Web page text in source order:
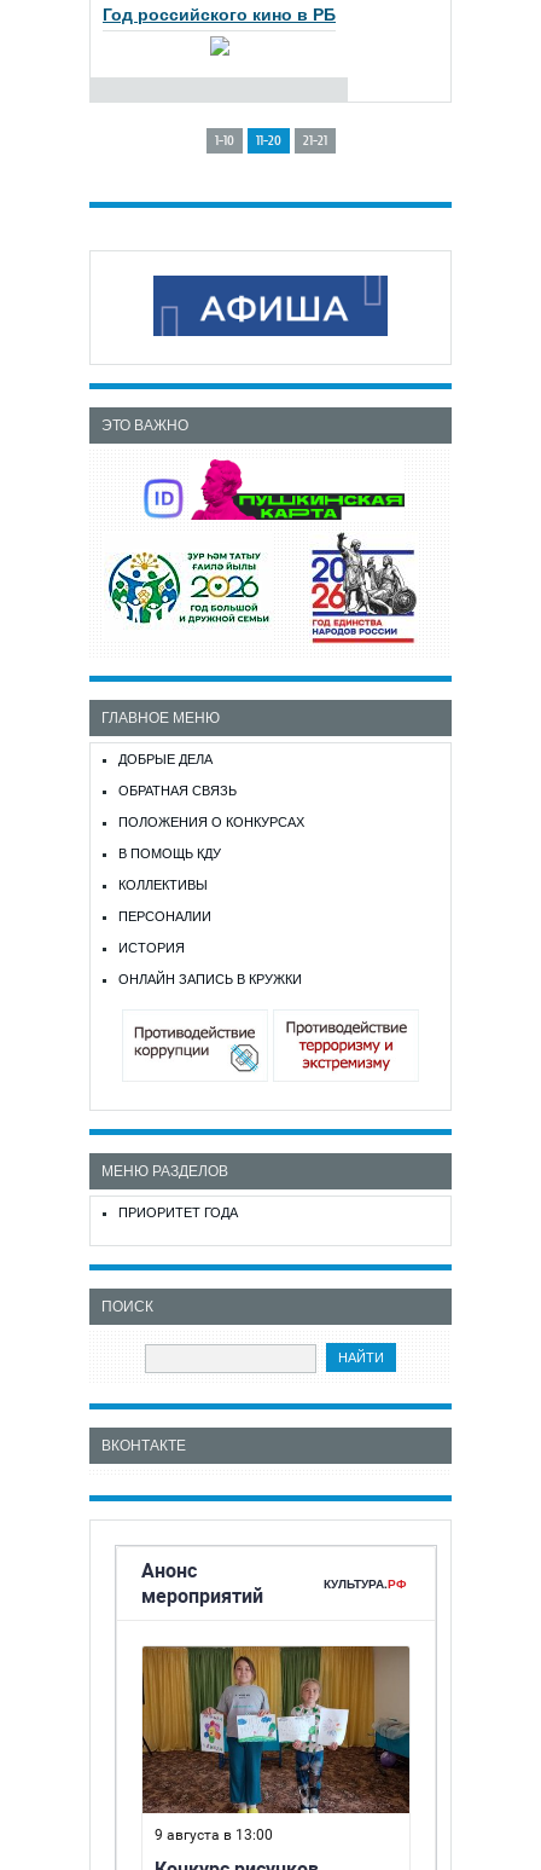
Год российского кино в РБ
1-10 11-20 21-21
ЭТО ВАЖНО
ГЛАВНОЕ МЕНЮ
ДОБРЫЕ ДЕЛА
ОБРАТНАЯ СВЯЗЬ
ПОЛОЖЕНИЯ О КОНКУРСАХ
В ПОМОЩЬ КДУ
КОЛЛЕКТИВЫ
ПЕРСОНАЛИИ
ИСТОРИЯ
ОНЛАЙН ЗАПИСЬ В КРУЖКИ
МЕНЮ РАЗДЕЛОВ
ПРИОРИТЕТ ГОДА
ПОИСК
ВКОНТАКТЕ